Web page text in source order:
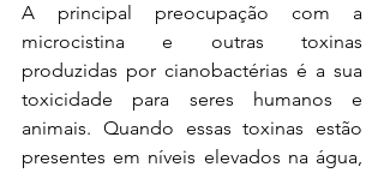
A principal preocupação com a
microcistina e outras toxinas
produzidas por cianobactérias é a sua
toxicidade para seres humanos e
animais. Quando essas toxinas estão
presentes em níveis elevados na água,